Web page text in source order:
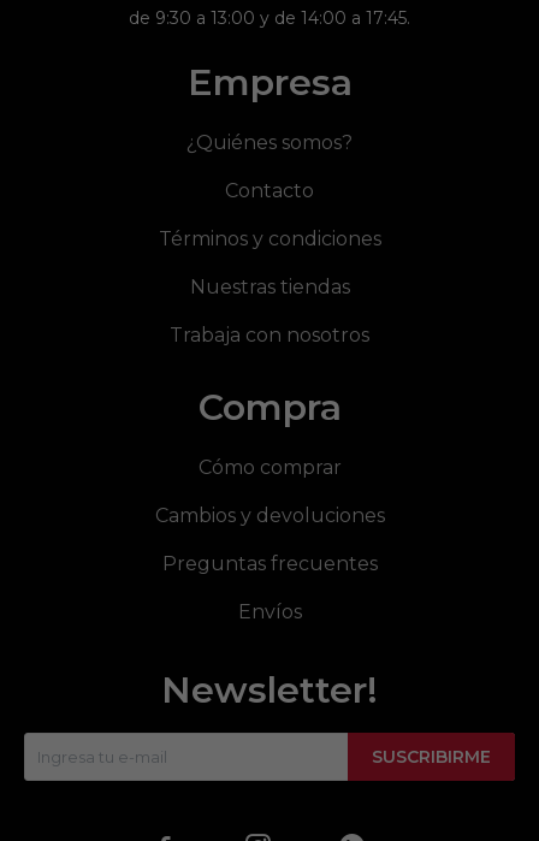
de 9:30 a 13:00 y de 14:00 a 17:45.
Empresa
¿Quiénes somos?
Contacto
Términos y condiciones
Nuestras tiendas
Trabaja con nosotros
Compra
Cómo comprar
Cambios y devoluciones
Preguntas frecuentes
Envíos
Newsletter!
SUSCRIBIRME